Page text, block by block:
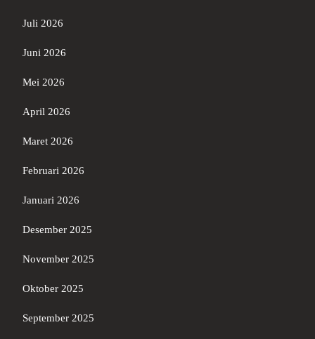
Juli 2026
Juni 2026
Mei 2026
April 2026
Maret 2026
Februari 2026
Januari 2026
Desember 2025
November 2025
Oktober 2025
September 2025